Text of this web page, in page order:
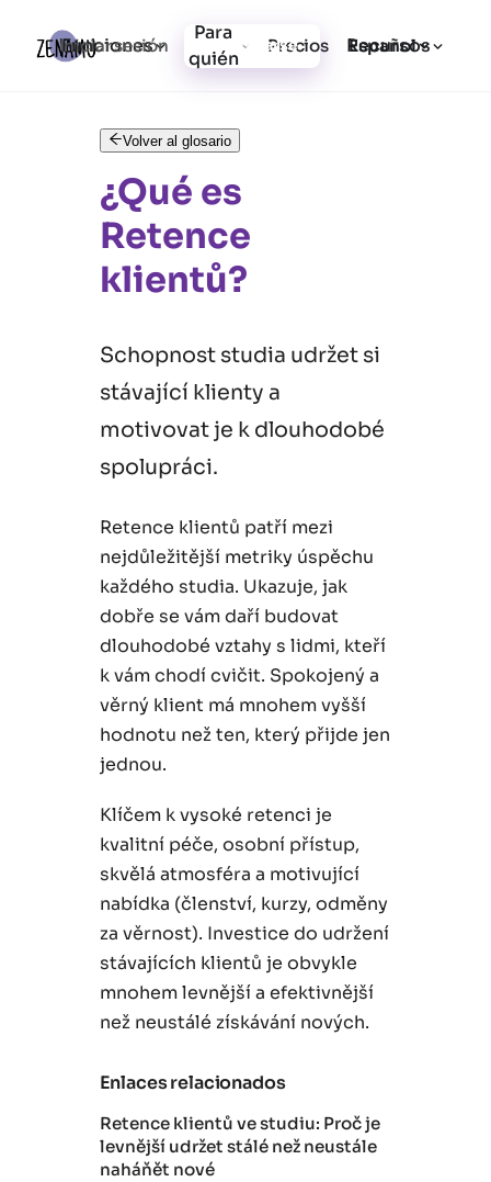
Funciones
Para
quién
Precios Recursos
Iniciar sesión Registrarse Español
Volver al glosario
¿Qué es
Retence
klientů?
Schopnost studia udržet si
stávající klienty a
motivovat je k dlouhodobé
spolupráci.
Retence klientů patří mezi
nejdůležitější metriky úspěchu
každého studia. Ukazuje, jak
dobře se vám daří budovat
dlouhodobé vztahy s lidmi, kteří
k vám chodí cvičit. Spokojený a
věrný klient má mnohem vyšší
hodnotu než ten, který přijde jen
jednou.
Klíčem k vysoké retenci je
kvalitní péče, osobní přístup,
skvělá atmosféra a motivující
nabídka (členství, kurzy, odměny
za věrnost). Investice do udržení
stávajících klientů je obvykle
mnohem levnější a efektivnější
než neustálé získávání nových.
Enlaces relacionados
Retence klientů ve studiu: Proč je
levnější udržet stálé než neustále
naháňět nové